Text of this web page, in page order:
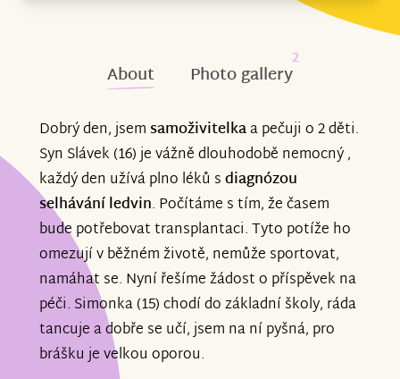
About Photo gallery
2
Dobrý den, jsemsamoživitelkaa pečuji o 2 děti.
Syn Slávek (16) je vážně dlouhodobě nemocný ,
každý den užívá plno léků sdiagnózou
selhávání ledvin. Počítáme s tím, že časem
bude potřebovat transplantaci. Tyto potíže ho
omezují v běžném životě, nemůže sportovat,
namáhat se. Nyní řešíme žádost o příspěvek na
péči. Simonka (15) chodí do základní školy, ráda
tancuje a dobře se učí, jsem na ní pyšná, pro
brášku je velkou oporou.